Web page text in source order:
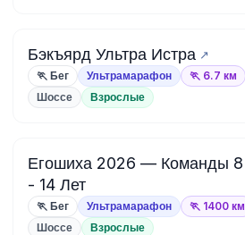
Бэкъярд Ультра Истра
🏃 Бег Ультрамарафон 🏃 6.7 км
Шоссе Взрослые
Егошиха 2026 — Команды 8
- 14 Лет
🏃 Бег Ультрамарафон 🏃 1400 км
Шоссе Взрослые